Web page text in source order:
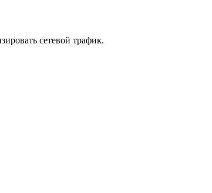
сетевой трафик.